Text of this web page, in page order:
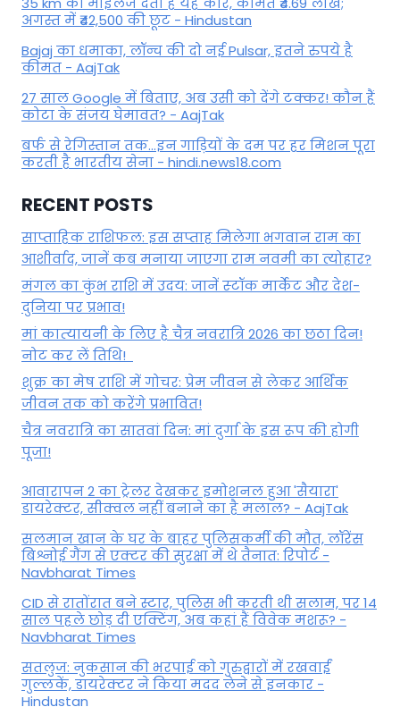
अगस्त में ₹42,500 की छूट - Hindustan
Bajaj का धमाका, लॉन्च की दो नई Pulsar, इतने रुपये है
कीमत - AajTak
27 साल Google में बिताए, अब उसी को देंगे टक्कर! कौन हैं
कोटा के संजय घेमावत? - AajTak
बर्फ से रेगिस्तान तक...इन गाड़ियों के दम पर हर मिशन पूरा
करती है भारतीय सेना - hindi.news18.com
RECENT POSTS
साप्ताहिक राशिफल: इस सप्ताह मिलेगा भगवान राम का
आशीर्वाद, जानें कब मनाया जाएगा राम नवमी का त्योहार?
मंगल का कुंभ राशि में उदय: जानें स्‍टॉक मार्केट और देश-
दुनिया पर प्रभाव!
मां कात्‍यायनी के लिए है चैत्र नवरात्रि 2026 का छठा दिन!
नोट कर लें तिथि!
शुक्र का मेष राशि में गोचर: प्रेम जीवन से लेकर आर्थिक
जीवन तक को करेंगे प्रभावित!
चैत्र नवरात्रि का सातवां दिन: मां दुर्गा के इस रूप की होगी
पूजा!
आवारापन 2 का ट्रेलर देखकर इमोशनल हुआ 'सैयारा'
डायरेक्टर, सीक्वल नहीं बनाने का है मलाल? - AajTak
सलमान खान के घर के बाहर पुलिसकर्मी की मौत, लॉरेंस
बिश्नोई गैंग से एक्टर की सुरक्षा में थे तैनात: रिपोर्ट -
Navbharat Times
CID से रातोंरात बने स्टार, पुलिस भी करती थी सलाम, पर 14
साल पहले छोड़ दी एक्टिंग, अब कहां हैं विवेक मशरू? -
Navbharat Times
सतलुज: नुकसान की भरपाई को गुरुद्वारों में रखवाईं
गुल्लकें, डायरेक्टर ने किया मदद लेने से इनकार -
Hindustan